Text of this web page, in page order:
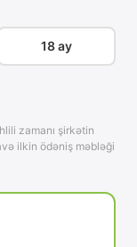
18 ay
zamanı şirkətin
ilkin ödəniş məbləği